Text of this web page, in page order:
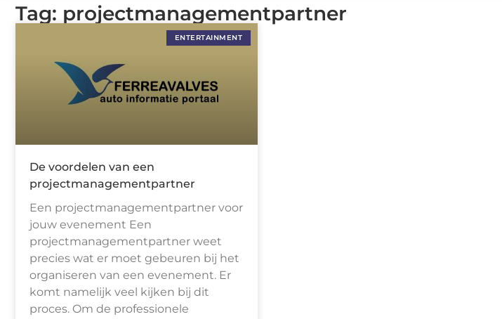
Tag: projectmanagementpartner
ENTERTAINMENT
De voordelen van een
projectmanagementpartner
Een projectmanagementpartner voor
jouw evenement Een
projectmanagementpartner weet
precies wat er moet gebeuren bij het
organiseren van een evenement. Er
komt namelijk veel kijken bij dit
proces. Om de professionele